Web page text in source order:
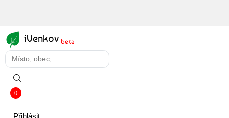
iVenkov beta
0